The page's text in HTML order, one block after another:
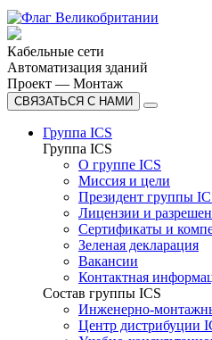
Кабельные сети
Автоматизация зданий
Проект — Монтаж
СВЯЗАТЬСЯ С НАМИ
Группа ICS
Группа ICS
О группе ICS
Миссия и цели
Президент группы
Лицензии и
Сертификаты и
Зеленая декларация
Вакансии
Контактная
Состав группы ICS
Инженерно-
Центр дистрибуции